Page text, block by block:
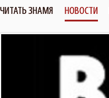
ЧИТАТЬ ЗНАМЯ НОВОСТИ